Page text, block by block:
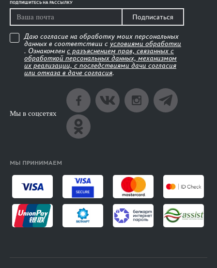
ПОДПИШИТЕСЬ НА РАССЫЛКУ
Подписаться
Даю согласие на обработку моих персональных
данных в соответствии с условиями обработки
. Ознакомлен с разъяснением прав, связанных с
обработкой персональных данных, механизмом
их реализации, с последствиями дачи согласия
или отказа в даче согласия.
Мы в соцсетях
МЫ ПРИНИМАЕМ